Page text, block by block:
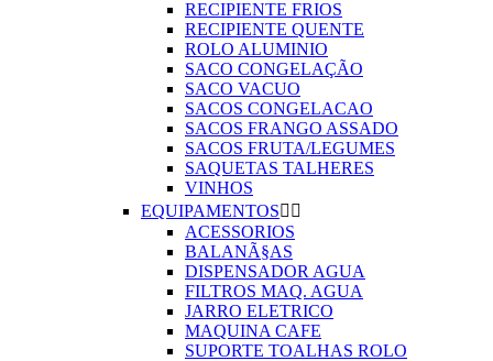
RECIPIENTE FRIOS
RECIPIENTE QUENTE
ROLO ALUMINIO
SACO CONGELAÇÃO
SACO VACUO
SACOS CONGELACAO
SACOS FRANGO ASSADO
SACOS FRUTA/LEGUMES
SAQUETAS TALHERES
VINHOS
EQUIPAMENTOS 
ACESSORIOS
BALANÃ§AS
DISPENSADOR AGUA
FILTROS MAQ. AGUA
JARRO ELETRICO
MAQUINA CAFE
SUPORTE TOALHAS ROLO